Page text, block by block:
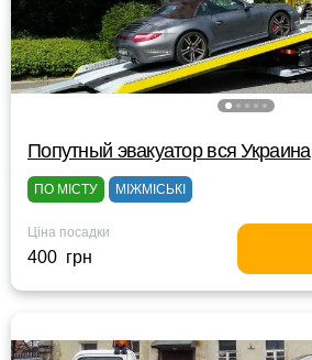
Попутный эвакуатор вся Украина
ПО МІСТУ МІЖМІСЬКІ
Ціна посадки
400 грн